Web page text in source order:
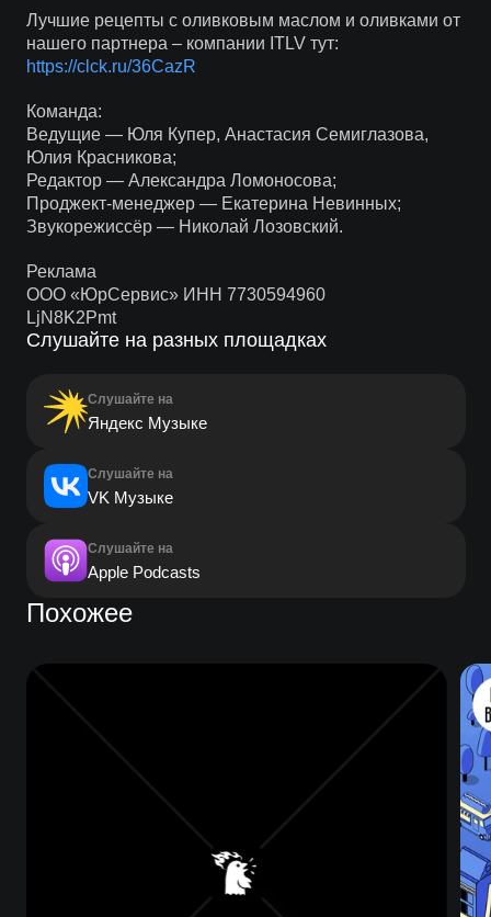
Лучшие рецепты с оливковым маслом и оливками от
нашего партнера – компании ITLV тут:
https://clck.ru/36CazR
Команда:
Ведущие — Юля Купер, Анастасия Семиглазова,
Юлия Красникова;
Редактор — Александра Ломоносова;
Проджект-менеджер — Екатерина Невинных;
Звукорежиссёр — Николай Лозовский.
Реклама
ООО «ЮрСервис» ИНН 7730594960
LjN8K2Pmt
Слушайте на разных площадках
Слушайте на
Яндекс Музыке
Слушайте на
VK Музыке
Слушайте на
Apple Podcasts
Похожее